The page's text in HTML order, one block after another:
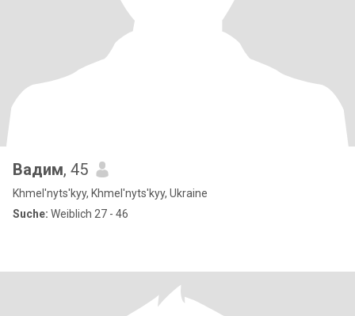
Вадим, 45
Khmel'nyts'kyy, Khmel'nyts'kyy, Ukraine
Suche: Weiblich 27 - 46